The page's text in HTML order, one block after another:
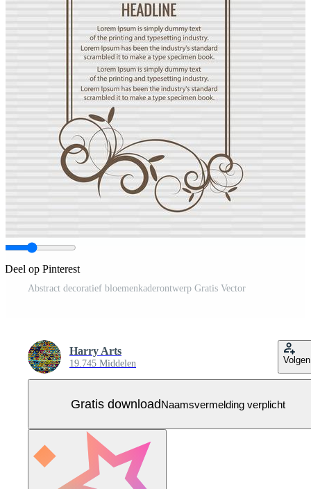
Deel op Pinterest
Abstract decoratief bloemenkaderontwerp Gratis Vector
Harry Arts
19.745 Middelen Volgen
Gratis downloadNaamsvermelding verplicht